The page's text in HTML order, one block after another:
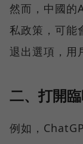
然而，中國的
私政策，可能
退出選項，用
二、打開
例如，